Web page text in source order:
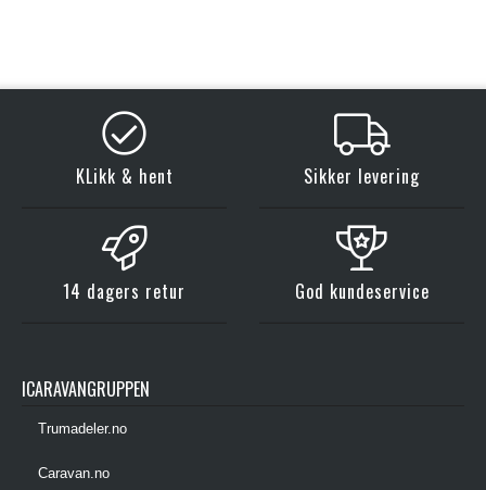
KLikk & hent Sikker levering
14 dagers retur God kundeservice
ICARAVANGRUPPEN
Trumadeler.no
Caravan.no